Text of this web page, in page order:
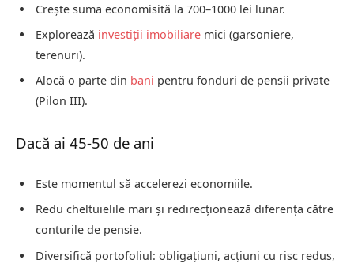
Crește suma economisită la 700–1000 lei lunar.
Explorează investiții imobiliare mici (garsoniere,
terenuri).
Alocă o parte din bani pentru fonduri de pensii private
(Pilon III).
Dacă ai 45-50 de ani
Este momentul să accelerezi economiile.
Redu cheltuielile mari și redirecționează diferența către
conturile de pensie.
Diversifică portofoliul: obligațiuni, acțiuni cu risc redus,